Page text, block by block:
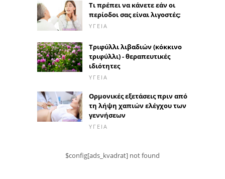
Τι πρέπει να κάνετε εάν οι
περίοδοι σας είναι λιγοστές;
ΥΓΕΊΑ
Τριφύλλι λιβαδιών (κόκκινο
τριφύλλι) - θεραπευτικές
ιδιότητες
ΥΓΕΊΑ
Ορμονικές εξετάσεις πριν από
τη λήψη χαπιών ελέγχου των
γεννήσεων
ΥΓΕΊΑ
$config[ads_kvadrat] not found